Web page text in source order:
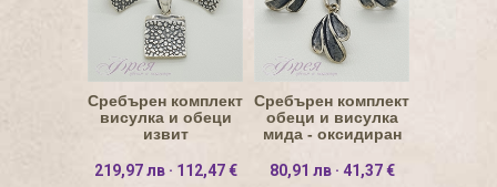
Сребърен комплект
висулка и обеци
извит
219,97 лв · 112,47 €
Сребърен комплект
обеци и висулка
мида - оксидиран
80,91 лв · 41,37 €